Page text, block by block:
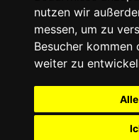
nutzen wir
messen, um zu
Besucher kommen
weiter zu